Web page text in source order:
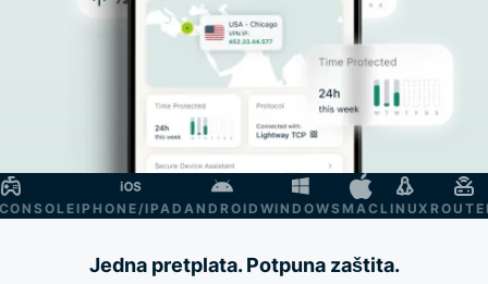
IPHONE/IPADANDROIDWINDOWSMAC LINUX ROUTER
Jedna pretplata. Potpuna zaštita.